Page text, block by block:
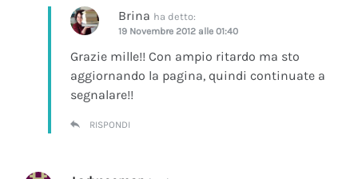
Brina ha detto:
19 Novembre 2012 alle 01:40
Grazie mille!! Con ampio ritardo ma sto
aggiornando la pagina, quindi continuate a
segnalare!!
RISPONDI